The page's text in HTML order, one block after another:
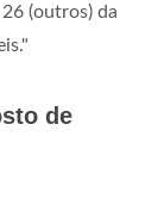
(outros) da
de